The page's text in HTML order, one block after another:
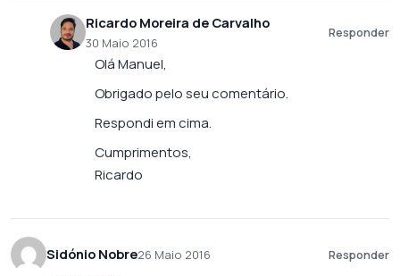
Ricardo Moreira de Carvalho
30 Maio 2016
Responder
Olá Manuel,
Obrigado pelo seu comentário.
Respondi em cima.
Cumprimentos,
Ricardo
Sidónio Nobre26 Maio 2016 Responder